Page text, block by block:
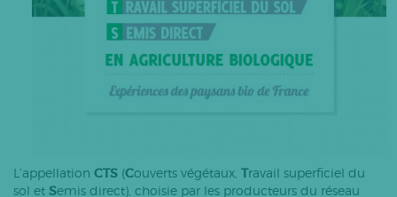
L’appellation CTS (Couverts végétaux, Travail superficiel du
sol et Semis direct), choisie par les producteurs du réseau